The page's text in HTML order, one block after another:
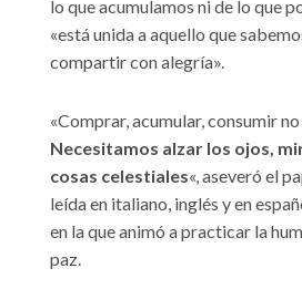
lo que acumulamos ni de lo que
«está unida a aquello que
compartir con alegría».
«Comprar, acumular, consumir
Necesitamos alzar los ojos,
cosas celestiales«, aseveró el
leída en italiano, inglés y en
en la que animó a practicar la
paz.